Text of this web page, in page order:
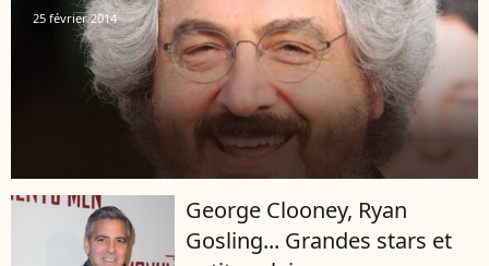
25 février 2014
George Clooney, Ryan
Gosling... Grandes stars et